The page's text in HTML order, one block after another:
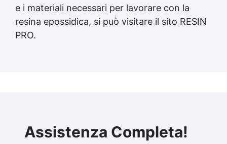
e i materiali necessari per lavorare con la
resina epossidica, si può visitare il sito RESIN
PRO.
Assistenza Completa!